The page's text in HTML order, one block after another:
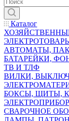
Каталог
АВТОМАТЫ,
БАТАРЕЙКИ,
ТВ И ТЛФ
ВИЛКИ,
БОКСЫ, ЩИТЫ,
СВАРОЧНОЕ